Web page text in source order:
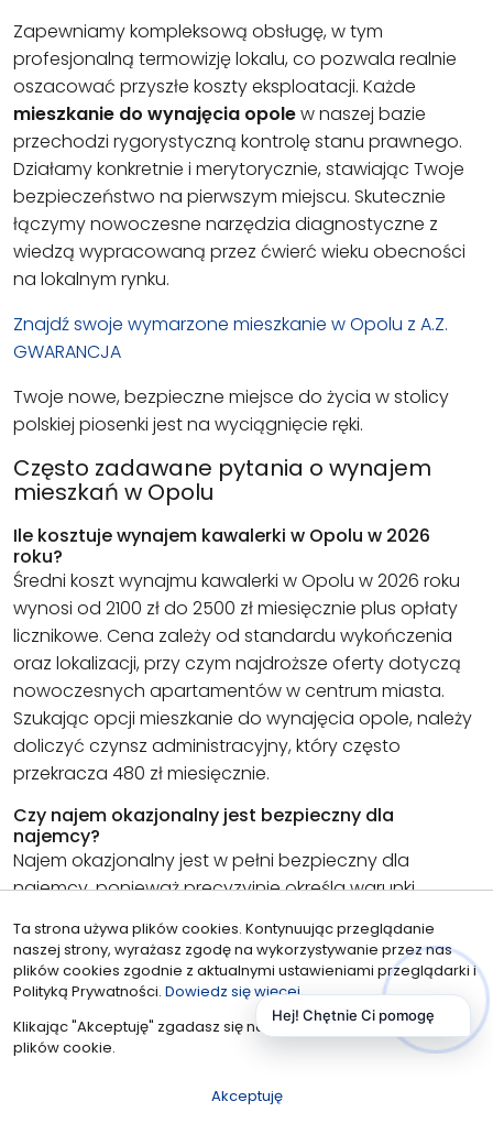
Zapewniamy kompleksową obsługę, w tym
profesjonalną termowizję lokalu, co pozwala realnie
oszacować przyszłe koszty eksploatacji. Każde
mieszkanie do wynajęcia opolew naszej bazie
przechodzi rygorystyczną kontrolę stanu prawnego.
Działamy konkretnie i merytorycznie, stawiając Twoje
bezpieczeństwo na pierwszym miejscu. Skutecznie
łączymy nowoczesne narzędzia diagnostyczne z
wiedzą wypracowaną przez ćwierć wieku obecności
na lokalnym rynku.
Znajdź swoje wymarzone mieszkanie w Opolu z A.Z.
GWARANCJA
Twoje nowe, bezpieczne miejsce do życia w stolicy
polskiej piosenki jest na wyciągnięcie ręki.
Często zadawane pytania o wynajem
mieszkań w Opolu
Ile kosztuje wynajem kawalerki w Opolu w 2026
roku?
Średni koszt wynajmu kawalerki w Opolu w 2026 roku
wynosi od 2100 zł do 2500 zł miesięcznie plus opłaty
licznikowe. Cena zależy od standardu wykończenia
oraz lokalizacji, przy czym najdroższe oferty dotyczą
nowoczesnych apartamentów w centrum miasta.
Szukając opcji mieszkanie do wynajęcia opole, należy
doliczyć czynsz administracyjny, który często
przekracza 480 zł miesięcznie.
Czy najem okazjonalny jest bezpieczny dla
najemcy?
Najem okazjonalny jest w pełni bezpieczny dla
najemcy, ponieważ precyzyjnie określa warunki
podwyższeniem czynszu. Dokument ten wymaga
oświadczenia o poddaniu się egzekucji, co eliminuje
wieloletnie spory sądowe i porządkuje relacje między
stronami. Uczciwy lokator zyskuje gwarancję
stabilności, gdyż właściciel nie może go usunąć z
Ta strona używa plików cookies. Kontynuując przeglądanie
naszej strony, wyrażasz zgodę na wykorzystywanie przez nas
plików cookies zgodnie z aktualnymi ustawieniami przeglądarki i
Polityką Prywatności. Dowiedz się więcej
Klikając "Akceptuję" zgadasz się na wykorzystywanie przez nas
plików cookie.
Akceptuję
Hej! Chętnie Ci pomogę